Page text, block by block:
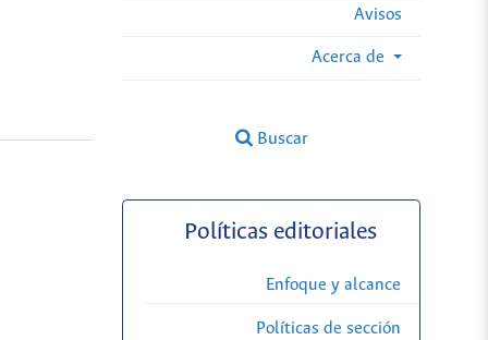
Avisos
Acerca de
Buscar
Políticas editoriales
Enfoque y alcance
Políticas de sección